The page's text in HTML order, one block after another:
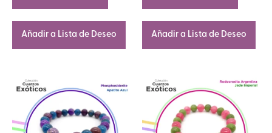
Añadir a Lista de Deseo Añadir a Lista de Deseo
Este
producto
tiene
múltiples
Este
producto
tiene
múltiples